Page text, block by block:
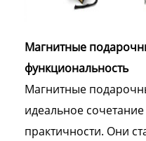
Магнитные
функциональность
Магнитные
идеальное сочетание
практичности. Они